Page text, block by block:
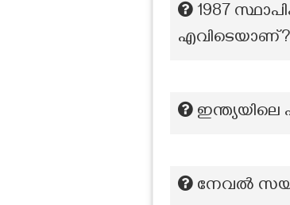
1987
എവിടെയാണ്?
ഇന്ത്യയിലെ
നേവൽ